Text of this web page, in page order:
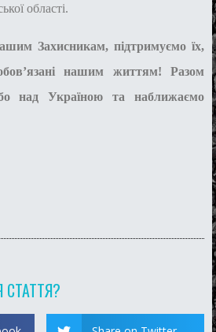
області.
Захисникам, підтримуємо їх,
’язані нашим життям! Разом
над Україною та наближаємо